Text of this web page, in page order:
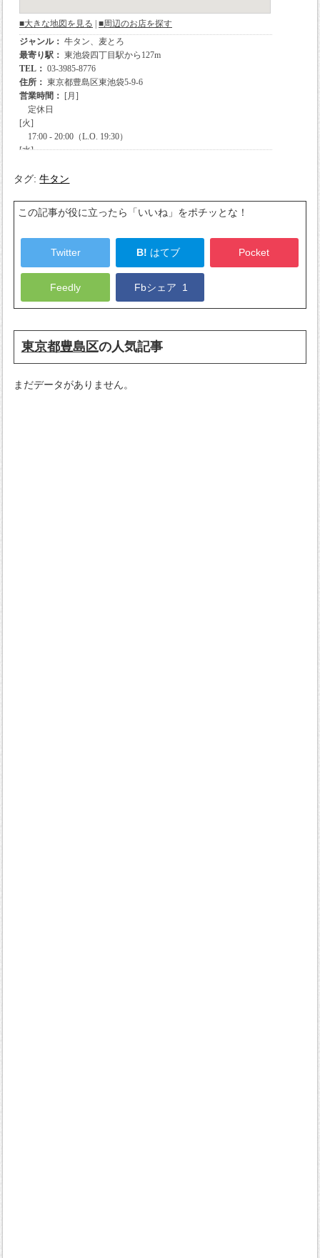
タグ:牛タン
この記事が役に立ったら「いいね」をポチッとな！
Twitter B! はてブ Pocket
Feedly Fbシェア 1
東京都豊島区の人気記事
まだデータがありません。